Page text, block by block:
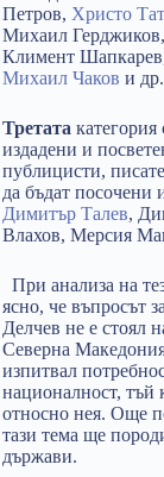
Петров, Христо
Михаил
Климент
Михаил Чаков и др.
Третата
издадени и
публицисти,
да бъдат
Димитър Талев,
Влахов, Мерсия
При анализа на
ясно, че въпросът
Делчев не е стоял
Северна
изпитвал
националност, тъй
относно нея. Още
тази тема ще
държави.